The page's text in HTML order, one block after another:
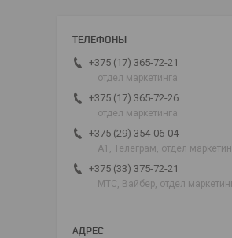
+375 (17) 365-72-21
отдел маркетинга
+375 (17) 365-72-26
отдел маркетинга
+375 (29) 354-06-04
А1, Телеграм, отдел
+375 (33) 375-72-21
МТС, Вайбер, отдел